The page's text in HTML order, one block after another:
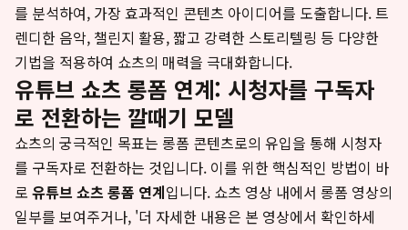
를 분석하여, 가장 효과적인 콘텐츠 아이디어를 도출합니다. 트
렌디한 음악, 챌린지 활용, 짧고 강력한 스토리텔링 등 다양한
기법을 적용하여 쇼츠의 매력을 극대화합니다.
유튜브 쇼츠 롱폼 연계: 시청자를 구독자
로 전환하는 깔때기 모델
쇼츠의 궁극적인 목표는 롱폼 콘텐츠로의 유입을 통해 시청자
를 구독자로 전환하는 것입니다. 이를 위한 핵심적인 방법이 바
로 유튜브 쇼츠 롱폼 연계입니다. 쇼츠 영상 내에서 롱폼 영상의
일부를 보여주거나, '더 자세한 내용은 본 영상에서 확인하세